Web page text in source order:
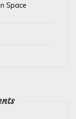
Space